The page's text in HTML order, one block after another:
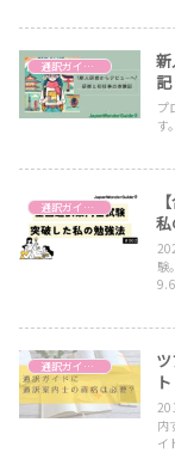
通訳ガイドの働き方
記
プ
す
通訳ガイドを目指す
験
通訳ガイドを目指す
内
イ